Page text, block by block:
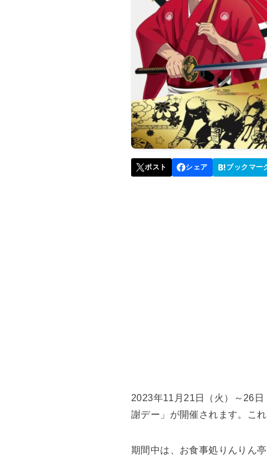
2023年11月21日（火）～26
謝デー」が開催されます。こ
期間中は、お食事処りんりん